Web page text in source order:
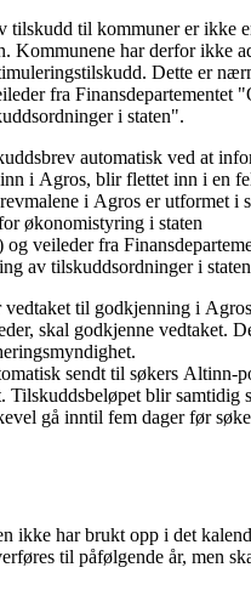
tilskudd til kommuner er ikke
Kommunene har derfor ikke
Dette er
fra Finansdepartementet
i staten".
automatisk ved at
i Agros, blir flettet inn i en
i Agros er utformet i
økonomistyring i staten
og veileder fra
av tilskuddsordninger i
vedtaket til godkjenning i
skal godkjenne vedtaket.
sendt til søkers Altinn-
Tilskuddsbeløpet blir samtidig
gå inntil fem dager før
ikke har brukt opp i det
til påfølgende år, men